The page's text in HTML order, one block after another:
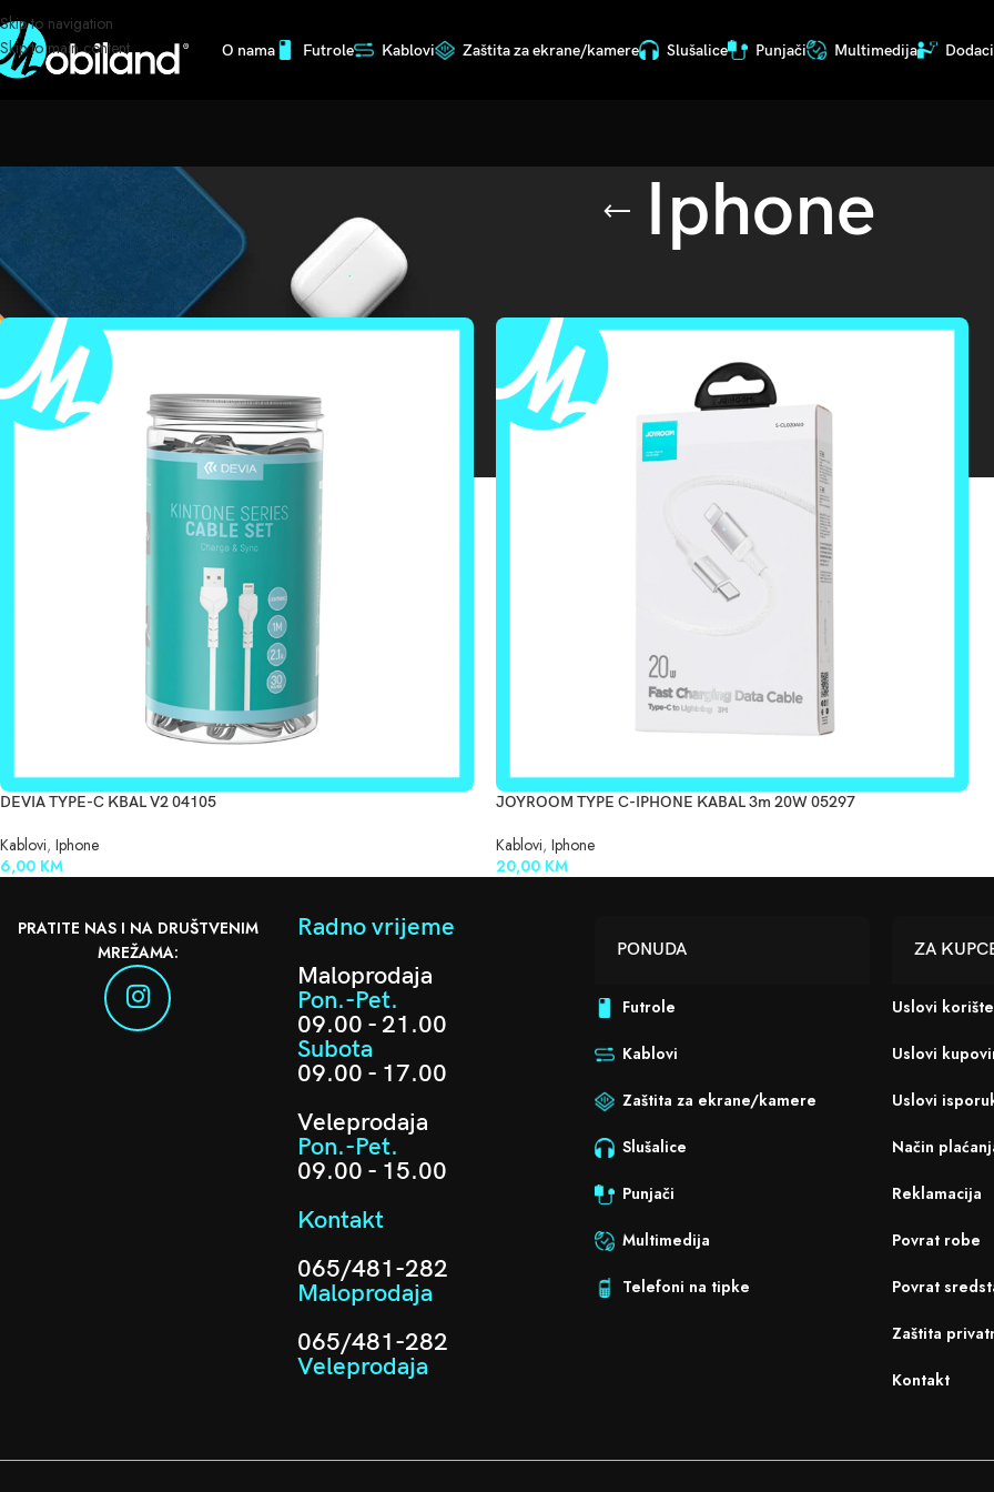
Skip to navigation
Skip to main content
O nama Futrole Kablovi Zaštita za ekrane/kamere Slušalice Punjači Multimedija
Iphone
Početna
DEVIA TYPE-C KBAL V2 04105
Kablovi, Iphone
6,00 KM
JOYROOM TYPE C-IPHONE KABAL 3m 20W 05297
Kablovi, Iphone
20,00 KM
PRATITE NAS I NA DRUŠTVENIM
MREŽAMA:
Radno vrijeme
Maloprodaja
Pon.-Pet.
09.00 - 21.00
Subota
09.00 - 17.00
Veleprodaja
Pon.-Pet.
09.00 - 15.00
Kontakt
065/481-282
Maloprodaja
065/481-282
Veleprodaja
PONUDA
Futrole
Kablovi
Zaštita za ekrane/kamere
Slušalice
Punjači
Multimedija
Telefoni na tipke
ZA
Uslovi
Uslovi
Uslovi
Način
Reklamacija
Povrat robe
Povrat
Zaštita
Kontakt